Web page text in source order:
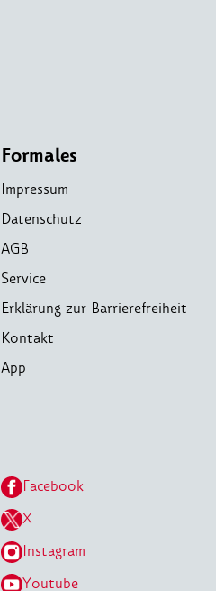
Formales
Impressum
Datenschutz
AGB
Service
Erklärung zur Barrierefreiheit
Kontakt
App
Facebook
X
Instagram
Youtube